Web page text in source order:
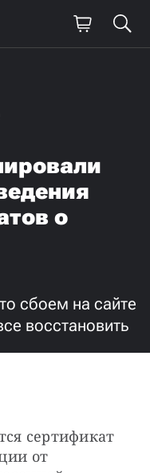
о
сбоем на сайте
восстановить
сертификат
от
1000